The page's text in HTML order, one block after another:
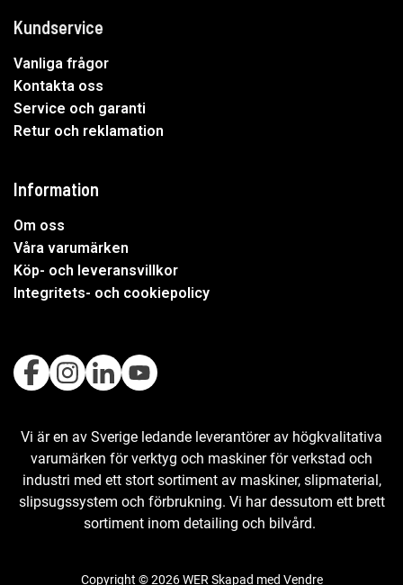
Kundservice
Vanliga frågor
Kontakta oss
Service och garanti
Retur och reklamation
Information
Om oss
Våra varumärken
Köp- och leveransvillkor
Integritets- och cookiepolicy
Vi är en av Sverige ledande leverantörer av högkvalitativa
varumärken för verktyg och maskiner för verkstad och
industri med ett stort sortiment av maskiner, slipmaterial,
slipsugssystem och förbrukning. Vi har dessutom ett brett
sortiment inom detailing och bilvård.
Copyright © 2026 WER Skapad med Vendre